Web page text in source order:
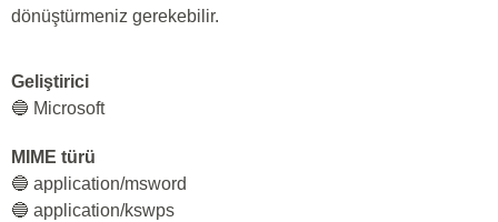
dönüştürmeniz gerekebilir.
Geliştirici
🔵 Microsoft
MIME türü
🔵 application/msword
🔵 application/kswps